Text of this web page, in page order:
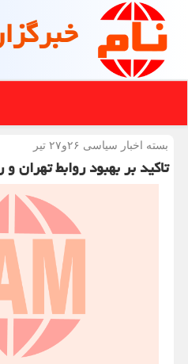
بسته اخبار سیاسی ۲۶و۲۷ تیر
تاکید بر بهبود روابط تهران